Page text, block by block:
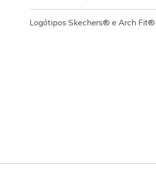
Logótipos Skechers® e Arch